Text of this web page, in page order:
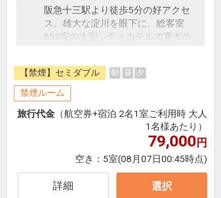
阪急十三駅より徒歩5分の好アクセ
ス。雄大な淀川を眼下に、総客室
653室の大型シティホテルで寛ぎの
阪急電車のハブターミナルである十
三駅からは大阪、京都、神戸に直通
電車が出ており、アクセス抜群！伊
丹空港からは乗換１回約20分と便利
です。
お食事は館内に和・洋・中・鉄板焼
レストランやバー・カフェ等ホテル
内に7つもございます。また館内に
を誇るフィットネスクラブ「GOLD'S
【禁煙】セミダブル 朝 昼 夕
禁煙ルーム
旅行代金 （航空券+宿泊 2名1室ご利用時 大人
1名様あたり）
79,000円
空き： 5室(08月07日00:45時点)
詳細 選択